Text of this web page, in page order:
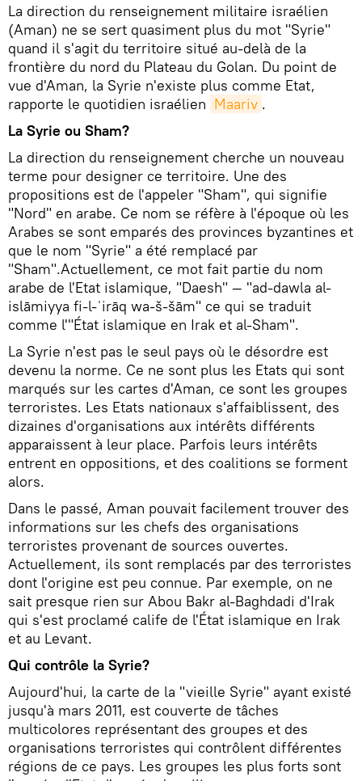
La direction du renseignement militaire israélien
(Aman) ne se sert quasiment plus du mot "Syrie"
quand il s'agit du territoire situé au-delà de la
frontière du nord du Plateau du Golan. Du point de
vue d'Aman, la Syrie n'existe plus comme Etat,
rapporte le quotidien israélien Maariv .
La Syrie ou Sham?
La direction du renseignement cherche un nouveau
terme pour designer ce territoire. Une des
propositions est de l'appeler "Sham", qui signifie
"Nord" en arabe. Ce nom se réfère à l'époque où les
Arabes se sont emparés des provinces byzantines et
que le nom "Syrie" a été remplacé par
"Sham".Actuellement, ce mot fait partie du nom
arabe de l'Etat islamique, "Daesh" — "ad-dawla al-
islāmiyya fi-l-ʿirāq wa-š-šām" ce qui se traduit
comme l'"État islamique en Irak et al-Sham".
La Syrie n'est pas le seul pays où le désordre est
devenu la norme. Ce ne sont plus les Etats qui sont
marqués sur les cartes d'Aman, ce sont les groupes
terroristes. Les Etats nationaux s'affaiblissent, des
dizaines d'organisations aux intérêts différents
apparaissent à leur place. Parfois leurs intérêts
entrent en oppositions, et des coalitions se forment
alors.
Dans le passé, Aman pouvait facilement trouver des
informations sur les chefs des organisations
terroristes provenant de sources ouvertes.
Actuellement, ils sont remplacés par des terroristes
dont l'origine est peu connue. Par exemple, on ne
sait presque rien sur Abou Bakr al-Baghdadi d'Irak
qui s'est proclamé calife de l'État islamique en Irak
et au Levant.
Qui contrôle la Syrie?
Aujourd'hui, la carte de la "vieille Syrie" ayant existé
jusqu'à mars 2011, est couverte de tâches
multicolores représentant des groupes et des
organisations terroristes qui contrôlent différentes
régions de ce pays. Les groupes les plus forts sont